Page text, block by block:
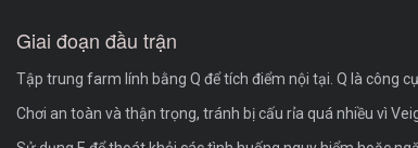
Giai đoạn đầu trận
Tập trung farm lính bằng Q để tích điểm nội tại. Q là công
Chơi an toàn và thận trọng, tránh bị cấu rỉa quá nhiều vì